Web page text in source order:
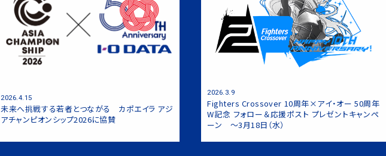
テレビ録画用ハードディスク「HDC-Uシリーズ」
2026.4.15
未来へ挑戦する若者とつながる カポエイラ アジ
アチャンピオンシップ2026に協賛
2026.3.9
Fighters Crossover 10周年×アイ・オー 50周年
W記念 フォロー＆応援ポスト プレゼントキャンペ
ーン ～3月18日（水）